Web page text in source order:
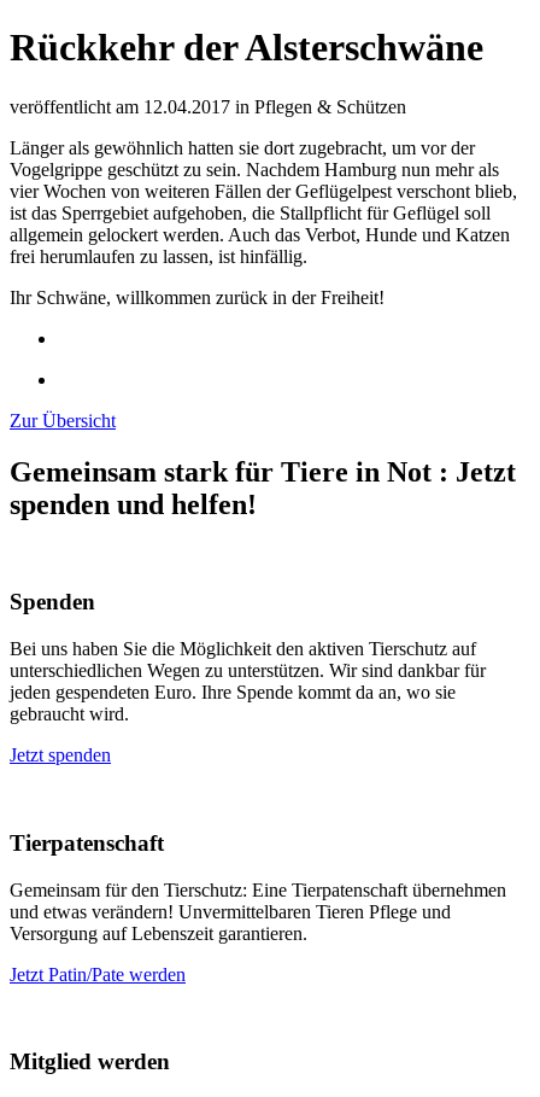
Rückkehr der Alsterschwäne
veröffentlicht am 12.04.2017 in Pflegen & Schützen
Länger als gewöhnlich hatten sie dort zugebracht, um vor der
Vogelgrippe geschützt zu sein. Nachdem Hamburg nun mehr als
vier Wochen von weiteren Fällen der Geflügelpest verschont blieb,
ist das Sperrgebiet aufgehoben, die Stallpflicht für Geflügel soll
allgemein gelockert werden. Auch das Verbot, Hunde und Katzen
frei herumlaufen zu lassen, ist hinfällig.
Ihr Schwäne, willkommen zurück in der Freiheit!
Zur Übersicht
Gemeinsam stark für Tiere in Not : Jetzt
spenden und helfen!
Spenden
Bei uns haben Sie die Möglichkeit den aktiven Tierschutz auf
unterschiedlichen Wegen zu unterstützen. Wir sind dankbar für
jeden gespendeten Euro. Ihre Spende kommt da an, wo sie
gebraucht wird.
Jetzt spenden
Tierpatenschaft
Gemeinsam für den Tierschutz: Eine Tierpatenschaft übernehmen
und etwas verändern! Unvermittelbaren Tieren Pflege und
Versorgung auf Lebenszeit garantieren.
Jetzt Patin/Pate werden
Mitglied werden